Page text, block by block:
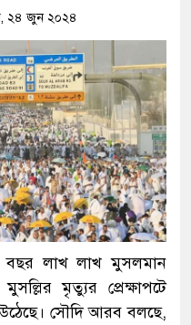
২৪ জুন ২০২৪
বছর লাখ লাখ মুসলমান
মৃত্যুর প্রেক্ষাপটে
সৌদি আরব বলছে,